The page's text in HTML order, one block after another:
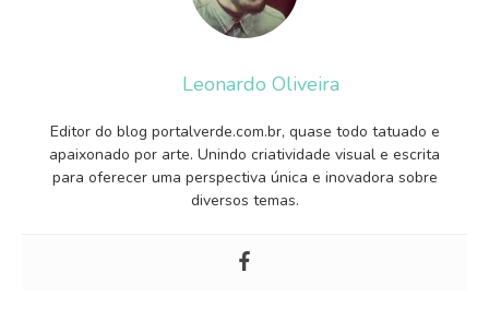
Leonardo Oliveira
Editor do blog portalverde.com.br, quase todo tatuado e
apaixonado por arte. Unindo criatividade visual e escrita
para oferecer uma perspectiva única e inovadora sobre
diversos temas.